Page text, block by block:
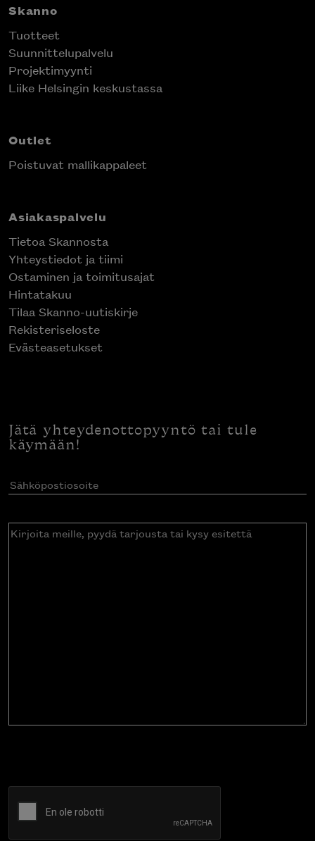
Skanno
Tuotteet
Suunnittelupalvelu
Projektimyynti
Liike Helsingin keskustassa
Outlet
Poistuvat mallikappaleet
Asiakaspalvelu
Tietoa Skannosta
Yhteystiedot ja tiimi
Ostaminen ja toimitusajat
Hintatakuu
Tilaa Skanno-uutiskirje
Rekisteriseloste
Evästeasetukset
Jätä yhteydenottopyyntö tai tule
käymään!
Sähköpostiosoite(Pakollinen)
Kirjoita